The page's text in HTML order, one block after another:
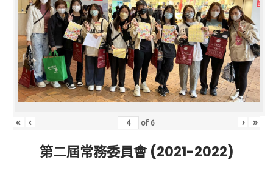
« ‹ of 6 › »
第二屆常務委員會 (2021-2022)